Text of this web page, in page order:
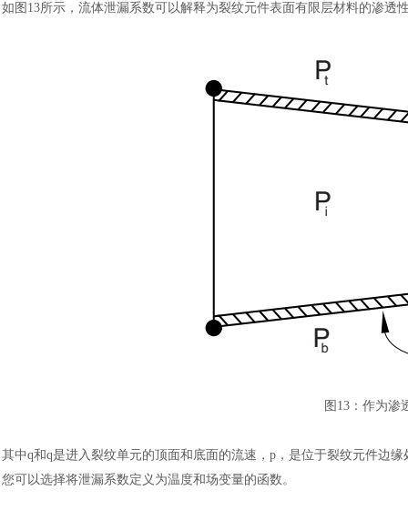
如图13所示，流体泄漏系数可以解释为裂纹元件表面有限层材料的渗透
图 13： 作为渗
其中q和q是进入裂纹单元的顶面和底面的流速，p，是位于裂纹元件边
您可以选择将泄漏系数定义为温度和场变量的函数。